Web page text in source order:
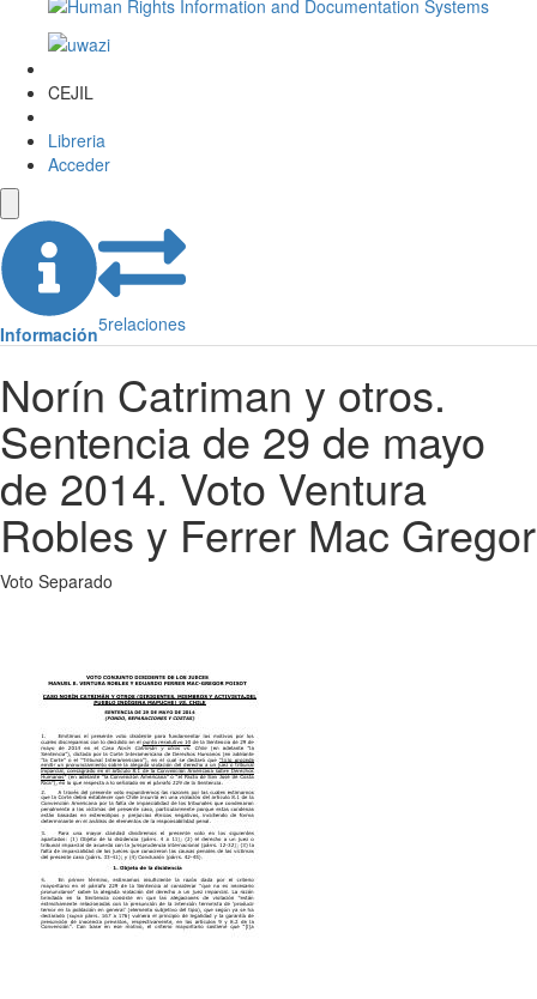
CEJIL
Libreria
Acceder
Información5relaciones
Norín Catriman y otros.
Sentencia de 29 de mayo
de 2014. Voto Ventura
Robles y Ferrer Mac Gregor
Voto Separado